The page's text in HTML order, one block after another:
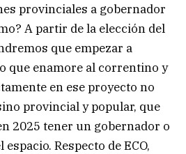
provinciales a gobernador
A partir de la elección del
que empezar a
que enamore al correntino y
en ese proyecto no
provincial y popular, que
2025 tener un gobernador o
Respecto de ECO,